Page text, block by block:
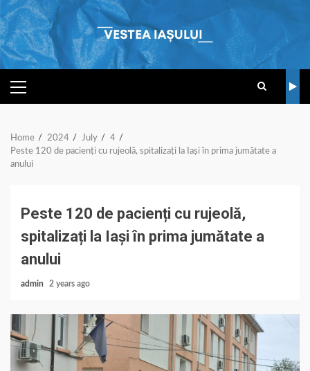
Skip
to
content
PRIMARY
MENU
Home 2024 July
4
Peste 120 de pacienți cu rujeolă, spitalizați la Iași în prima jumătate a
anului
Peste 120 de pacienți cu rujeolă,
spitalizați la Iași în prima jumătate a
anului
admin 2 years ago